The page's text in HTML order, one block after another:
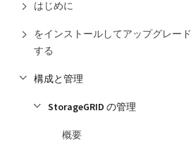
はじめに
をインストールしてアップグレード
する
構成と管理
StorageGRID の管理
概要